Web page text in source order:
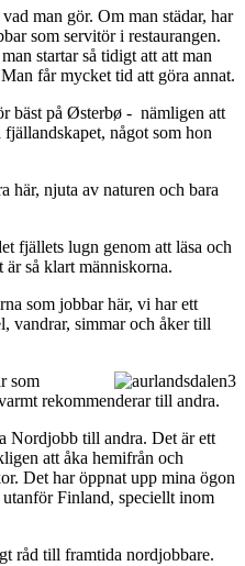
man gör. Om man städar, har
som servitör i restaurangen.
startar så tidigt att att man
får mycket tid att göra annat.
bäst på Østerbø - nämligen att
något som hon
här, njuta av naturen och bara
fjällets lugn genom att läsa och
så klart människorna.
som jobbar här, vi har ett
vandrar, simmar och åker till
som
rekommenderar till andra.
Nordjobb till andra. Det är ett
att åka hemifrån och
Det har öppnat upp mina ögon
Finland, speciellt inom
råd till framtida nordjobbare.